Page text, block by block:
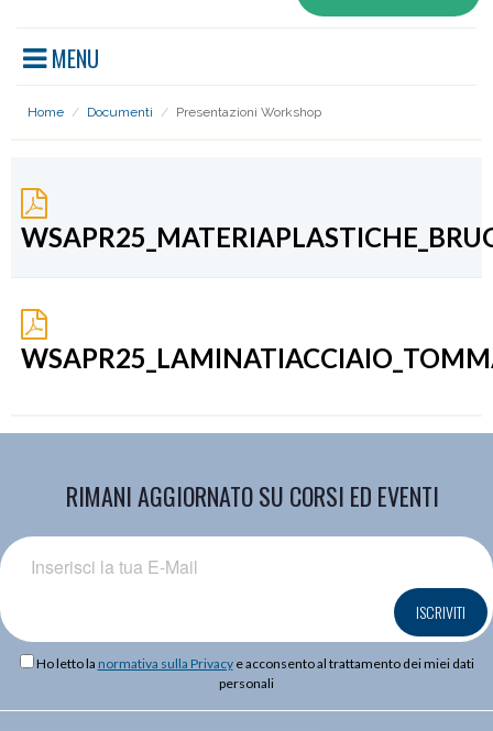
MENU
Home / Documenti / Presentazioni Workshop
RIMANI AGGIORNATO SU CORSI ED EVENTI
ISCRIVITI
Ho letto la normativa sulla Privacye acconsento al trattamento dei miei dati
personali